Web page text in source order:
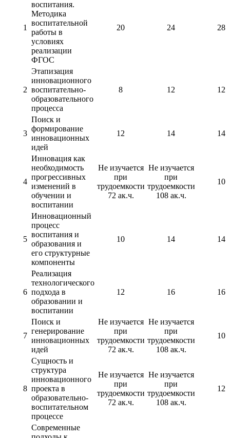
1
воспитания.
Методика
воспитательной
работы в
условиях
реализации
ФГОС
20 24 28
2
Этапизация
инновационного
воспитательно-
образовательного
процесса
8 12 12
3
Поиск и
формирование
инновационных
идей
12 14 14
4
Инновация как
необходимость
прогрессивных
изменений в
обучении и
воспитании
Не изучается
при
трудоемкости
72 ак.ч.
Не изучается
при
трудоемкости
108 ак.ч.
10
5
Инновационный
процесс
воспитания и
образования и
его структурные
компоненты
10 14 14
6
Реализация
технологического
подхода в
образовании и
воспитании
12 16 16
7
Поиск и
генерирование
инновационных
идей
Не изучается
при
трудоемкости
72 ак.ч.
Не изучается
при
трудоемкости
108 ак.ч.
10
8
Сущность и
структура
инновационного
проекта в
образовательно-
воспитательном
процессе
Не изучается
при
трудоемкости
72 ак.ч.
Не изучается
при
трудоемкости
108 ак.ч.
12
Современные